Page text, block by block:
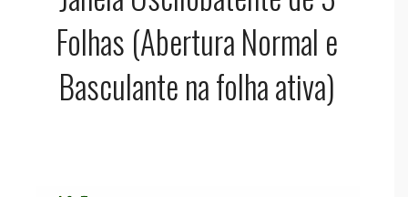
Folhas (Abertura Normal e
Basculante na folha ativa)